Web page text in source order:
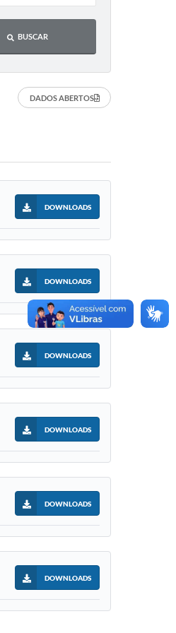
BUSCAR
DADOS ABERTOS
DOWNLOADS
DOWNLOADS
DOWNLOADS
DOWNLOADS
DOWNLOADS
DOWNLOADS